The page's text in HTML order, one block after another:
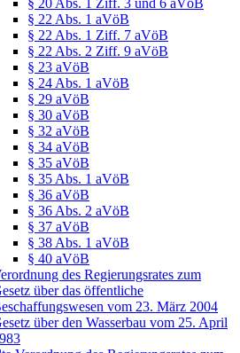
§ 20 Abs. 1 Ziff. 3 und 6 aVöB
§ 22 Abs. 1 aVöB
§ 22 Abs. 1 Ziff. 7 aVöB
§ 22 Abs. 2 Ziff. 9 aVöB
§ 23 aVöB
§ 24 Abs. 1 aVöB
§ 29 aVöB
§ 30 aVöB
§ 32 aVöB
§ 34 aVöB
§ 35 aVöB
§ 35 Abs. 1 aVöB
§ 36 aVöB
§ 36 Abs. 2 aVöB
§ 37 aVöB
§ 38 Abs. 1 aVöB
§ 40 aVöB
des Regierungsrates zum
über das öffentliche
vom 23. März 2004
über den Wasserbau vom 25. April